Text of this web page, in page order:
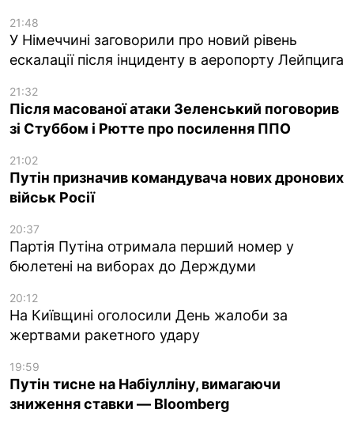
21:48
У Німеччині заговорили про новий рівень
ескалації після інциденту в аеропорту Лейпцига
21:32
Після масованої атаки Зеленський поговорив
зі Стуббом і Рютте про посилення ППО
21:02
Путін призначив командувача нових дронових
військ Росії
20:37
Партія Путіна отримала перший номер у
бюлетені на виборах до Держдуми
20:12
На Київщині оголосили День жалоби за
жертвами ракетного удару
19:59
Путін тисне на Набіулліну, вимагаючи
зниження ставки — Bloomberg